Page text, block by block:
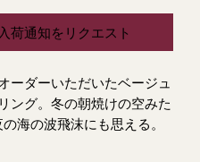
荷通知をリクエスト
ーダーいただいたベージュ
ング。冬の朝焼けの空みた
海の波飛沫にも思える。